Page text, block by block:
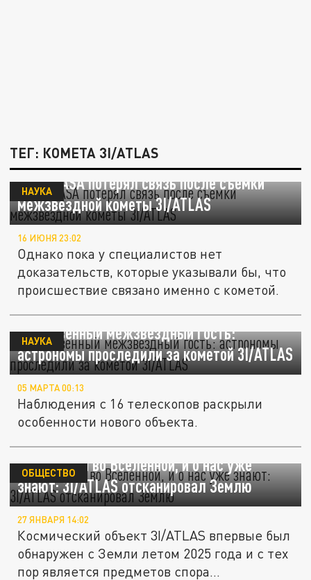
ТЕГ: КОМЕТА 3I/ATLAS
Зонд NASA потерял связь после съемки
межзвездной кометы 3I/ATLAS
НАУКА
16 ИЮНЯ 23:02
Однако пока у специалистов нет
доказательств, которые указывали бы, что
происшествие связано именно с кометой.
Таинственный межзвездный гость:
астрономы проследили за кометой 3I/ATLAS
НАУКА
05 МАРТА 00:13
Наблюдения с 16 телескопов раскрыли
особенности нового объекта.
Мы не одни во Вселенной, и о нас уже
знают: 3I/ATLAS отсканировал Землю
ОБЩЕСТВО
27 ЯНВАРЯ 14:02
Космический объект 3I/ATLAS впервые был
обнаружен с Земли летом 2025 года и с тех
пор является предметов спора...